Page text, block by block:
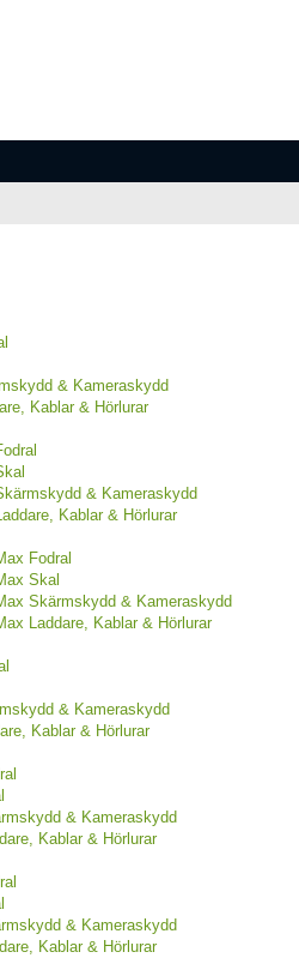
& Kameraskydd
Kablar & Hörlurar
& Kameraskydd
Kablar & Hörlurar
Fodral
Skal
Skärmskydd & Kameraskydd
Laddare, Kablar & Hörlurar
& Kameraskydd
Kablar & Hörlurar
& Kameraskydd
Kablar & Hörlurar
& Kameraskydd
Kablar & Hörlurar